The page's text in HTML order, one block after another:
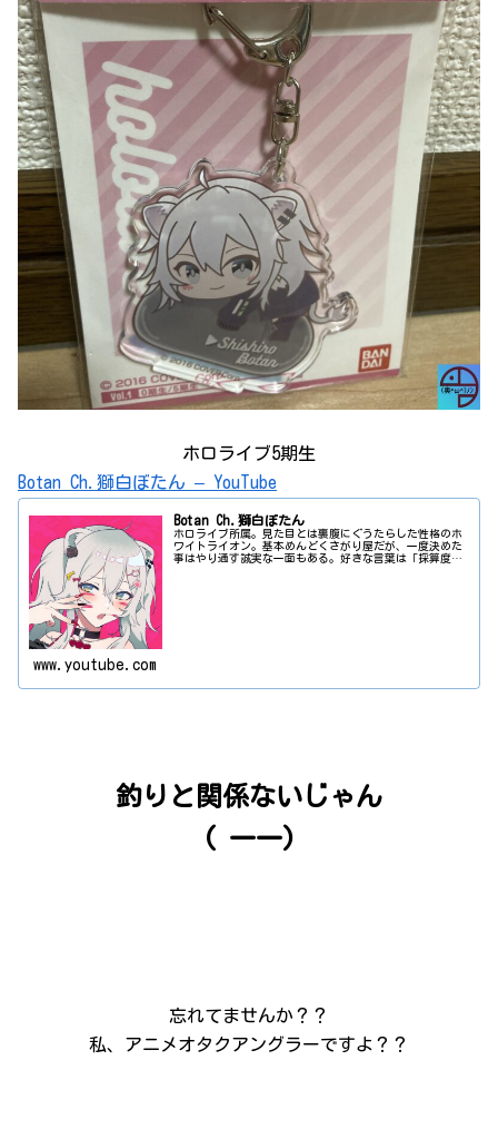
ホロライブ5期生
Botan Ch.獅白ぼたん – YouTube
Botan Ch.獅白ぼたん
ホロライブ所属。見た目とは裏腹にぐうたらした性格のホ
ワイトライオン。基本めんどくさがり屋だが、一度決めた
事はやり通す誠実な一面もある。好きな言葉は「採算度外
www.youtube.com
釣りと関係ないじゃん
( 一一)
忘れてませんか？？
私、アニメオタクアングラーですよ？？